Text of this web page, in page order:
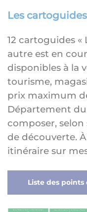
Les
12 cartoguides «
autre est en
disponibles à la
tourisme,
prix maximum
Département
composer,
de découverte.
itinéraire sur
Liste des points